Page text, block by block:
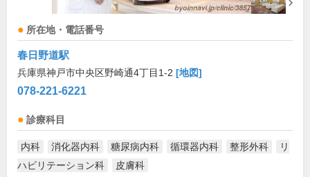
所在地・電話番号
春日野道駅
兵庫県神戸市中央区野崎通4丁目1-2 [地図]
078-221-6221
診療科目
内科 消化器内科 糖尿病内科 循環器内科 整形外科
リ
ハビリテーション科
皮膚科